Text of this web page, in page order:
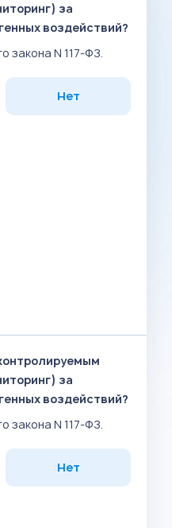
за
воздействий?
закона N 117-ФЗ.
Нет
за
воздействий?
закона N 117-ФЗ.
Нет